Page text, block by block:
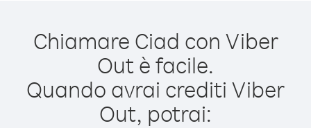
Chiamare Ciad con Viber
Out è facile.
Quando avrai crediti Viber
Out, potrai: